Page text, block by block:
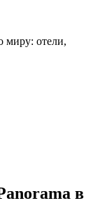
миру: отели,
в